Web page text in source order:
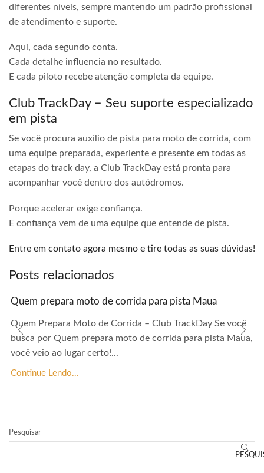
diferentes níveis, sempre mantendo um padrão profissional
de atendimento e suporte.
Aqui, cada segundo conta.
Cada detalhe influencia no resultado.
E cada piloto recebe atenção completa da equipe.
Club TrackDay – Seu suporte especializado
em pista
Se você procura auxílio de pista para moto de corrida, com
uma equipe preparada, experiente e presente em todas as
etapas do track day, a Club TrackDay está pronta para
acompanhar você dentro dos autódromos.
Porque acelerar exige confiança.
E confiança vem de uma equipe que entende de pista.
Entre em contato agora mesmo e tire todas as suas dúvidas!
Posts relacionados
Quem prepara moto de corrida para pista Maua
Quem Prepara Moto de Corrida – Club TrackDay Se você
busca por Quem prepara moto de corrida para pista Maua,
você veio ao lugar certo!...
Continue Lendo...
Pesquisar